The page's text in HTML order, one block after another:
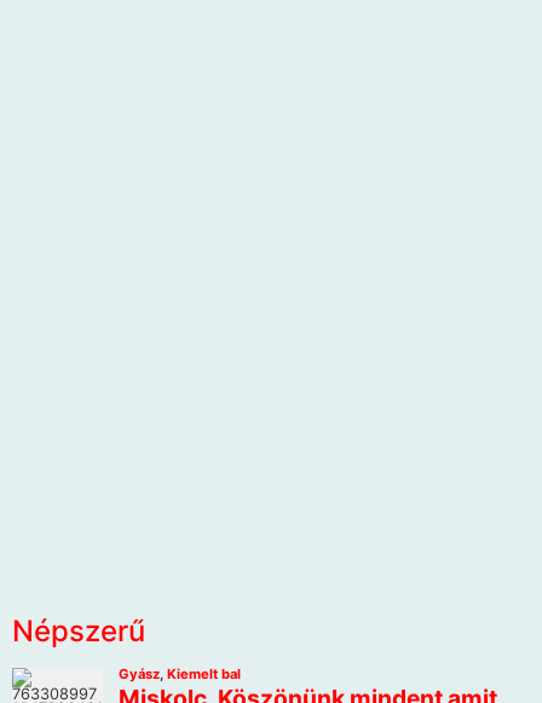
Népszerű